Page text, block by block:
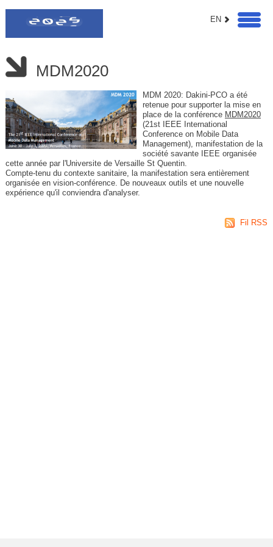
MDM2020
MDM 2020: Dakini-PCO a été
retenue pour supporter la mise en
place de la conférence MDM2020
(21st IEEE International
Conference on Mobile Data
Management), manifestation de la
société savante IEEE organisée
cette année par l'Universite de Versaille St Quentin.
Compte-tenu du contexte sanitaire, la manifestation sera entièrement
organisée en vision-conférence. De nouveaux outils et une nouvelle
expérience qu'il conviendra d'analyser.
Fil RSS
EN